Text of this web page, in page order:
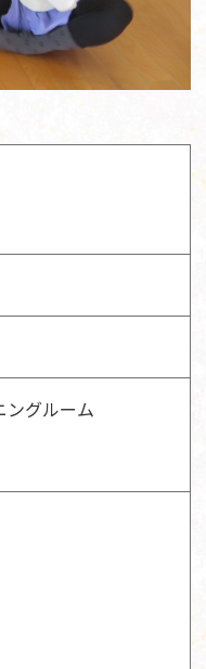
グルーム